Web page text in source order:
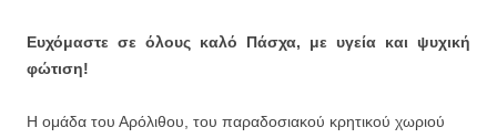
Ευχόμαστε σε όλους καλό Πάσχα, με υγεία και ψυχική
φώτιση!
Η ομάδα του Αρόλιθου, του παραδοσιακού κρητικού χωριού